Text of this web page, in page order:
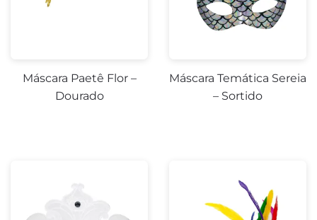
Máscara Paetê Flor –
Dourado
Máscara Temática Sereia
– Sortido